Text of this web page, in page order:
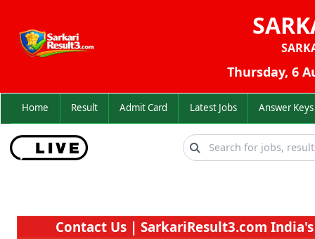
Thursday, 6
Home Result Admit Card Latest Jobs Answer
Contact Us | SarkariResult3.com